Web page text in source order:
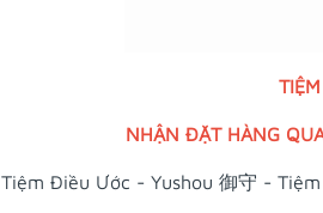
NHẬN ĐẶT HÀNG
Tiệm Điều Ước - Yushou 御守 -